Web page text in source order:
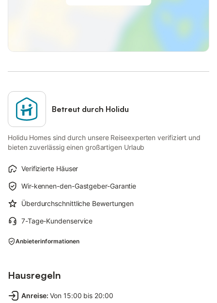
Betreut durch Holidu
Holidu Homes sind durch unsere Reiseexperten verifiziert und
bieten zuverlässig einen großartigen Urlaub
Verifizierte Häuser
Wir-kennen-den-Gastgeber-Garantie
Überdurchschnittliche Bewertungen
7-Tage-Kundenservice
Anbieterinformationen
Hausregeln
Anreise: Von 15:00 bis 20:00